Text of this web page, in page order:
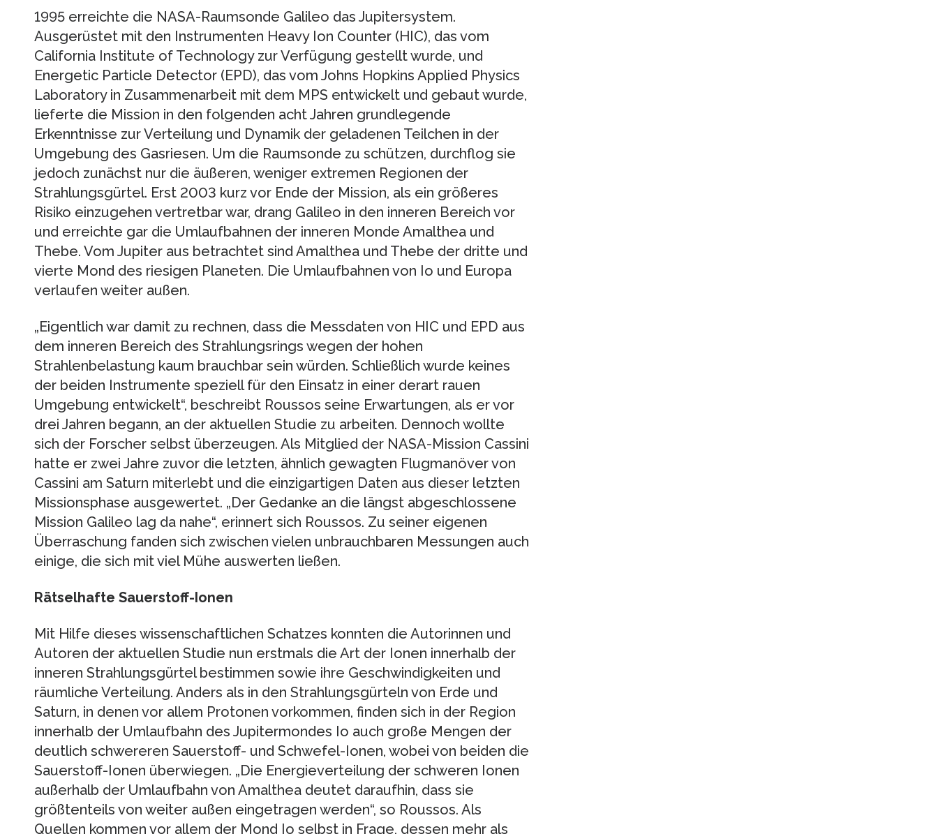
1995 erreichte die NASA-Raumsonde Galileo das Jupitersystem.
Ausgerüstet mit den Instrumenten Heavy Ion Counter (HIC), das vom
California Institute of Technology zur Verfügung gestellt wurde, und
Energetic Particle Detector (EPD), das vom Johns Hopkins Applied Physics
Laboratory in Zusammenarbeit mit dem MPS entwickelt und gebaut wurde,
lieferte die Mission in den folgenden acht Jahren grundlegende
Erkenntnisse zur Verteilung und Dynamik der geladenen Teilchen in der
Umgebung des Gasriesen. Um die Raumsonde zu schützen, durchflog sie
jedoch zunächst nur die äußeren, weniger extremen Regionen der
Strahlungsgürtel. Erst 2003 kurz vor Ende der Mission, als ein größeres
Risiko einzugehen vertretbar war, drang Galileo in den inneren Bereich vor
und erreichte gar die Umlaufbahnen der inneren Monde Amalthea und
Thebe. Vom Jupiter aus betrachtet sind Amalthea und Thebe der dritte und
vierte Mond des riesigen Planeten. Die Umlaufbahnen von Io und Europa
verlaufen weiter außen.
„Eigentlich war damit zu rechnen, dass die Messdaten von HIC und EPD aus
dem inneren Bereich des Strahlungsrings wegen der hohen
Strahlenbelastung kaum brauchbar sein würden. Schließlich wurde keines
der beiden Instrumente speziell für den Einsatz in einer derart rauen
Umgebung entwickelt“, beschreibt Roussos seine Erwartungen, als er vor
drei Jahren begann, an der aktuellen Studie zu arbeiten. Dennoch wollte
sich der Forscher selbst überzeugen. Als Mitglied der NASA-Mission Cassini
hatte er zwei Jahre zuvor die letzten, ähnlich gewagten Flugmanöver von
Cassini am Saturn miterlebt und die einzigartigen Daten aus dieser letzten
Missionsphase ausgewertet. „Der Gedanke an die längst abgeschlossene
Mission Galileo lag da nahe“, erinnert sich Roussos. Zu seiner eigenen
Überraschung fanden sich zwischen vielen unbrauchbaren Messungen auch
einige, die sich mit viel Mühe auswerten ließen.
Rätselhafte Sauerstoff-Ionen
Mit Hilfe dieses wissenschaftlichen Schatzes konnten die Autorinnen und
Autoren der aktuellen Studie nun erstmals die Art der Ionen innerhalb der
inneren Strahlungsgürtel bestimmen sowie ihre Geschwindigkeiten und
räumliche Verteilung. Anders als in den Strahlungsgürteln von Erde und
Saturn, in denen vor allem Protonen vorkommen, finden sich in der Region
innerhalb der Umlaufbahn des Jupitermondes Io auch große Mengen der
deutlich schwereren Sauerstoff- und Schwefel-Ionen, wobei von beiden die
Sauerstoff-Ionen überwiegen. „Die Energieverteilung der schweren Ionen
außerhalb der Umlaufbahn von Amalthea deutet daraufhin, dass sie
größtenteils von weiter außen eingetragen werden“, so Roussos. Als
Quellen kommen vor allem der Mond Io selbst in Frage, dessen mehr als